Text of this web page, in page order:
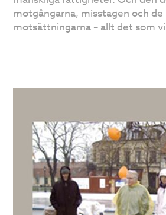
motgångarna, misstagen och
motsättningarna – allt det som